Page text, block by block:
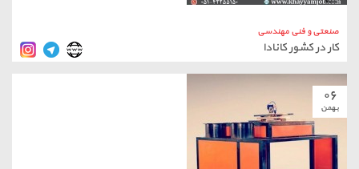
صنعتی و فنی مهندسی
کار در کشور کانادا
۰۶
بهمن